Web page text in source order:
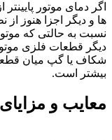
اگر دمای موتور
ها و دیگر اجزا هنوز از
نسبت به حالتی که
دیگر قطعات فلزی
شکاف یا گپ میان
بیشتر است.
معایب و